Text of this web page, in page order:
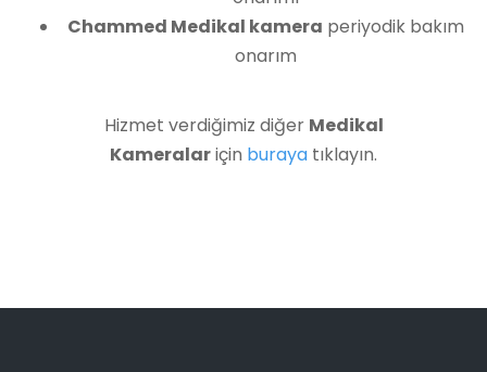
Chammed Medikal kamera periyodik bakım
onarım
Hizmet verdiğimiz diğer Medikal
Kameralariçin buraya tıklayın.